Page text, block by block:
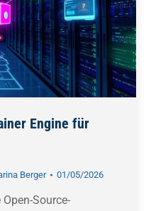
Engine für
Berger 01/05/2026
Source-